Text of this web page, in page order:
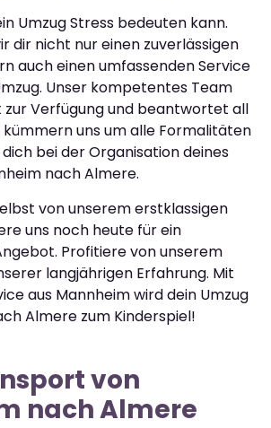
Umzug Stress bedeuten kann.
dir nicht nur einen zuverlässigen
auch einen umfassenden Service
Unser kompetentes Team
Verfügung und beantwortet all
kümmern uns um alle Formalitäten
bei der Organisation deines
nach Almere.
von unserem erstklassigen
uns noch heute für ein
Profitiere von unserem
langjährigen Erfahrung. Mit
aus Mannheim wird dein Umzug
Almere zum Kinderspiel!
von
nach Almere